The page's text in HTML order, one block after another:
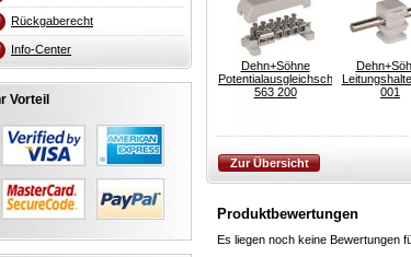
Rückgaberecht
Info-Center
Vorteil
Dehn+Söhne
Potentialausgleichschiene
563 200
001
Produktbewertungen
Es liegen noch keine Bewertungen